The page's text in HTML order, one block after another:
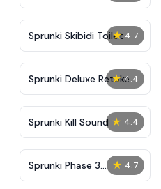
★ 4.7
Sprunki Skibidi Toilet
★ 4.4
Sprunki Deluxe Retake
★ 4.4
Sprunki Kill Sound
★ 4.7
Sprunki Phase 3
Definitive